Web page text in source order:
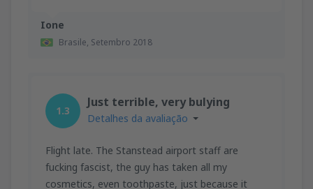
Ione
Brasile, Setembro 2018
1.3
Just terrible, very bulying
Detalhes da avaliação
Flight late. The Stanstead airport staff are
fucking fascist, the guy has taken all my
cosmetics, even toothpaste, just because it